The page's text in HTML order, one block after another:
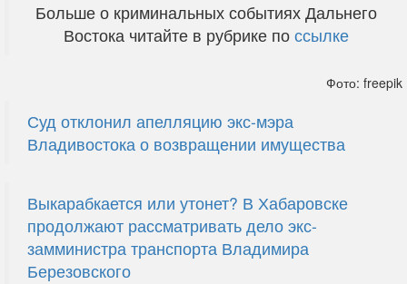
Больше о криминальных событиях Дальнего
Востока читайте в рубрике по ссылке
Фото: freepik
Суд отклонил апелляцию экс-мэра
Владивостока о возвращении имущества
Выкарабкается или утонет? В Хабаровске
продолжают рассматривать дело экс-
замминистра транспорта Владимира
Березовского